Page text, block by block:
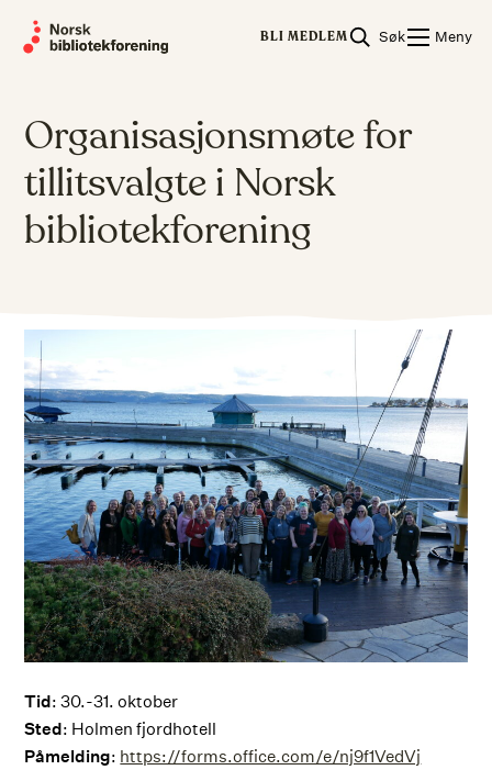
BLI MEDLEM Søk Meny
Organisasjonsmøte for
tillitsvalgte i Norsk
bibliotekforening
Tid: 30.-31. oktober
Sted: Holmen fjordhotell
Påmelding: https://forms.office.com/e/nj9f1VedVj